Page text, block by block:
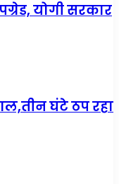
योगी सरकार
घंटे ठप रहा